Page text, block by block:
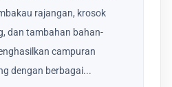
rajangan, krosok
dan tambahan bahan-
campuran
dengan berbagai...